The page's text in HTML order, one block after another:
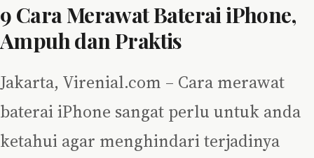
9 Cara Merawat Baterai iPhone,
Ampuh dan Praktis
Jakarta, Virenial.com – Cara merawat
baterai iPhone sangat perlu untuk anda
ketahui agar menghindari terjadinya